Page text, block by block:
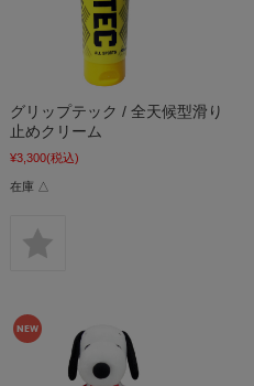
グリップテック / 全天候型滑り
止めクリーム
¥3,300(税込)
在庫 △